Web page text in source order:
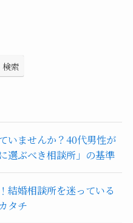
検索
いませんか？40代男性が
選ぶべき相談所」の基準
結婚相談所を迷っている
タチ